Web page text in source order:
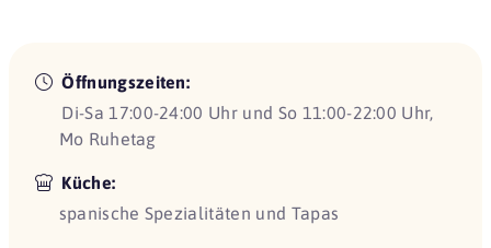
Öffnungszeiten:
Di-Sa 17:00-24:00 Uhr und So 11:00-22:00 Uhr,
Mo Ruhetag
Küche:
spanische Spezialitäten und Tapas